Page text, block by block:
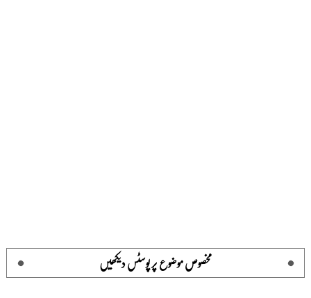
مخصوص موضوع پر پوسٹس دیکھیں